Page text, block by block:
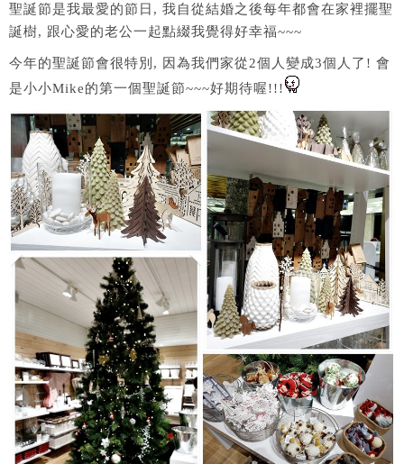
聖誕節是我最愛的節日, 我自從結婚之後每年都會在家裡擺聖
誕樹, 跟心愛的老公一起點綴我覺得好幸福~~~
今年的聖誕節會很特別, 因為我們家從2個人變成3個人了! 會
是小小Mike的第一個聖誕節~~~好期待喔!!!